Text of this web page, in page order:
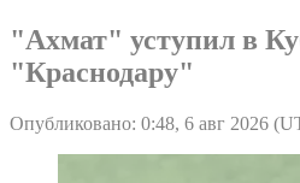
"Ахмат" уступил в
"Краснодару"
Опубликовано: 0:48, 6 авг 2026